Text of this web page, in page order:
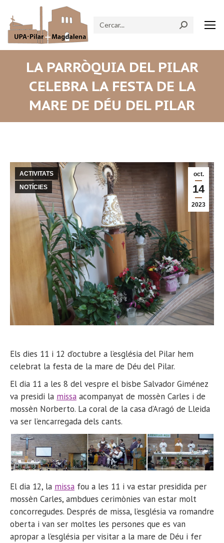
Search:
LA PARRÒQUIA DEL PILAR
CELEBRA LA FESTA DE LA
MARE DE DÉU DEL PILAR
oct.
14
2023
ACTIVITATS
NOTÍCIES
Els dies 11 i 12 d’octubre a l’església del Pilar hem
celebrat la festa de la mare de Déu del Pilar.
El dia 11 a les 8 del vespre el bisbe Salvador Giménez
va presidi la missa acompanyat de mossèn Carles i de
mossèn Norberto. La coral de la casa d’Aragó de Lleida
va ser l’encarregada dels cants.
El dia 12, la missa fou a les 11 i va estar presidida per
mossèn Carles, ambdues cerimònies van estar molt
concorregudes. Després de missa, l’església va romandre
oberta i van ser moltes les persones que es van
apropar a l’església per visitar a la mare de Déu i fer